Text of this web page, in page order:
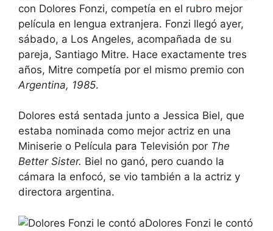
con Dolores Fonzi, competía en el rubro mejor
película en lengua extranjera. Fonzi llegó ayer,
sábado, a Los Angeles, acompañada de su
pareja, Santiago Mitre. Hace exactamente tres
años, Mitre competía por el mismo premio con
Argentina, 1985.
Dolores está sentada junto a Jessica Biel, que
estaba nominada como mejor actriz en una
Miniserie o Película para Televisión por The
Better Sister. Biel no ganó, pero cuando la
cámara la enfocó, se vio también a la actriz y
directora argentina.
Dolores Fonzi le contó